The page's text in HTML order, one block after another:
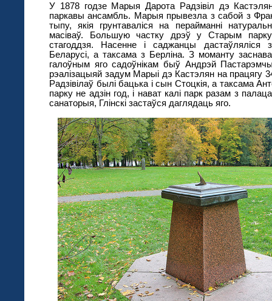
У 1878 годзе Марыя Дарота Радзівіл дэ
паркавы ансамбль. Марыя прывезла з сабой з
тыпу, якія грунтаваліся на перайманні
масіваў. Большую частку дрэў у Старым
стагоддзя. Насенне і саджанцы дастаўляліся
Беларусі, а таксама з Берліна. З моманту
галоўным яго садоўнікам быў Андрэй
рэалізацыяй задум Марыі дэ Кастэлян на працягу
Радзівілаў былі бацька і сын Стоцкія, а таксама
парку не адзін год, і нават калі парк разам з
санаторыя, Глінскі застаўся даглядаць яго.